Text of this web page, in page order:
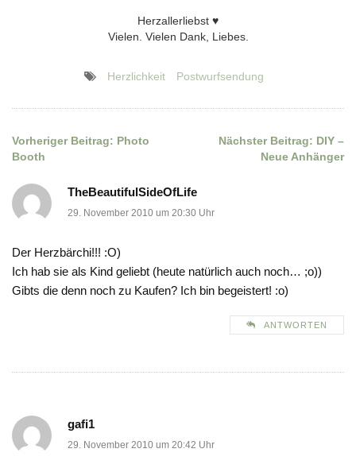
Herzallerliebst ♥
Vielen. Vielen Dank, Liebes.
Herzlichkeit Postwurfsendung
Beitragsnavigation
Vorheriger Beitrag: Photo
Booth
Nächster Beitrag: DIY –
Neue Anhänger
TheBeautifulSideOfLife
29. November 2010 um 20:30 Uhr
Der Herzbärchi!!! :O)
Ich hab sie als Kind geliebt (heute natürlich auch noch… ;o))
Gibts die denn noch zu Kaufen? Ich bin begeistert! :o)
ANTWORTEN
gafi1
29. November 2010 um 20:42 Uhr